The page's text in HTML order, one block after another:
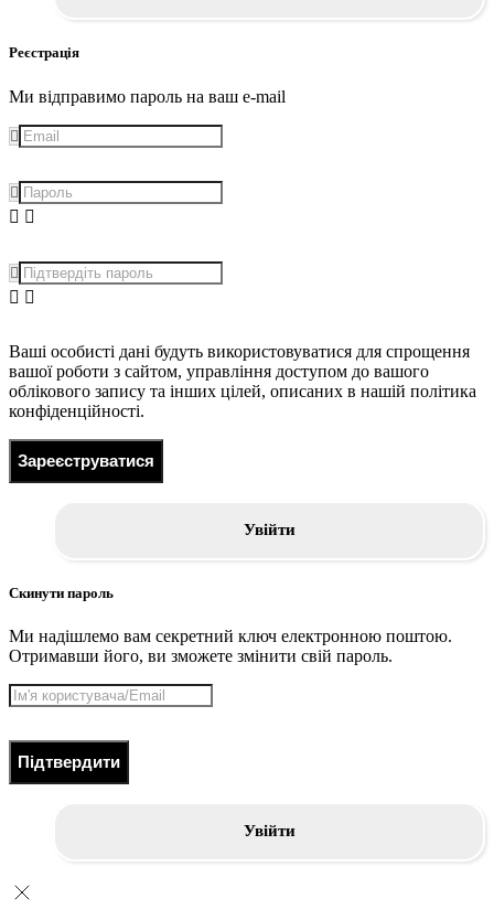
Реєстрація
Ми відправимо пароль на ваш e-mail
Ваші особисті дані будуть використовуватися для спрощення
вашої роботи з сайтом, управління доступом до вашого
облікового запису та інших цілей, описаних в нашій політика
конфіденційності.
Зареєструватися
Увійти
Скинути пароль
Ми надішлемо вам секретний ключ електронною поштою.
Отримавши його, ви зможете змінити свій пароль.
Підтвердити
Увійти